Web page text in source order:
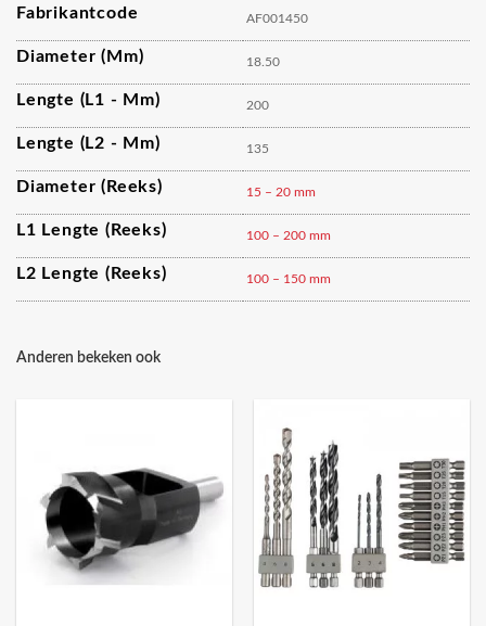
Fabrikantcode AF001450
Diameter (mm) 18.50
Lengte (L1 - Mm) 200
Lengte (L2 - Mm) 135
Diameter (reeks) 15 – 20 mm
L1 Lengte (reeks) 100 – 200 mm
L2 Lengte (reeks) 100 – 150 mm
Anderen bekeken ook